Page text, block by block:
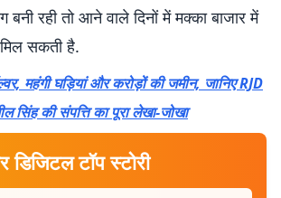
रही तो आने वाले दिनों में मक्का बाजार में
सकती है.
महंगी घड़ियां और करोड़ों की जमीन, जानिए RJD
सिंह की संपत्ति का पूरा लेखा-जोखा
डिजिटल टॉप स्टोरी